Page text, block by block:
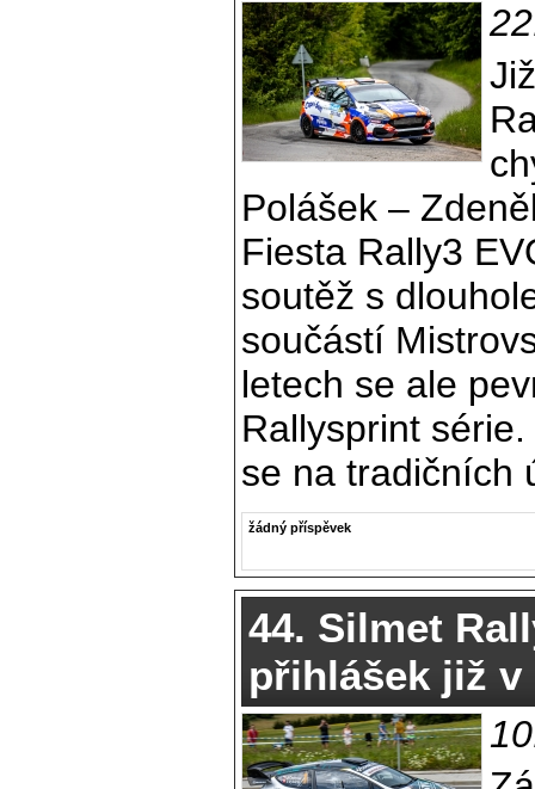
Polášek –
Fiesta Rally3
soutěž s
součástí
letech se ale
Rallysprint
se na tradičních
žádný příspěvek
44. Silmet
přihlášek již v